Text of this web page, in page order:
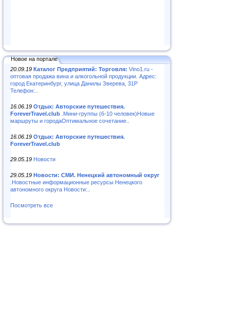
Новое на портале
20.09.19 Каталог Предприятий: Торговля: Vino1.ru -
оптовая продажа вина и алкогольной продукции. Адрес:
город Екатеринбург, улица Данилы Зверева, 31Р
Телефон:..
16.06.19 Отдых: Авторские путешествия.
ForeverTravel.club .Мини-группы (6-10 человек)Новые
маршруты и городаОптимальное сочетание..
16.06.19 Отдых: Авторские путешествия.
ForeverTravel.club
29.05.19 Новости
29.05.19 Новости: СМИ. Ненецкий автономный округ
.Новостные информационные ресурсы Ненецкого
автономного округа Новости:..
Посмотреть все